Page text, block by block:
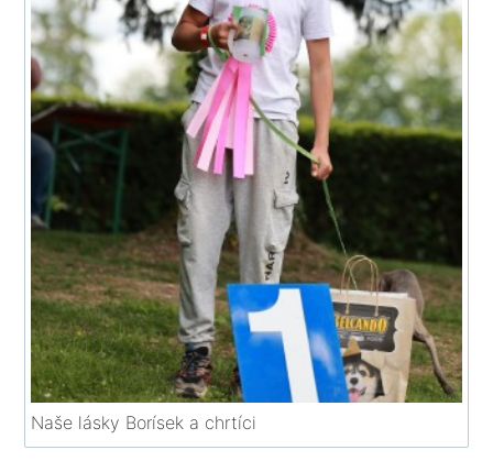
Naše lásky Borísek a chrtíci